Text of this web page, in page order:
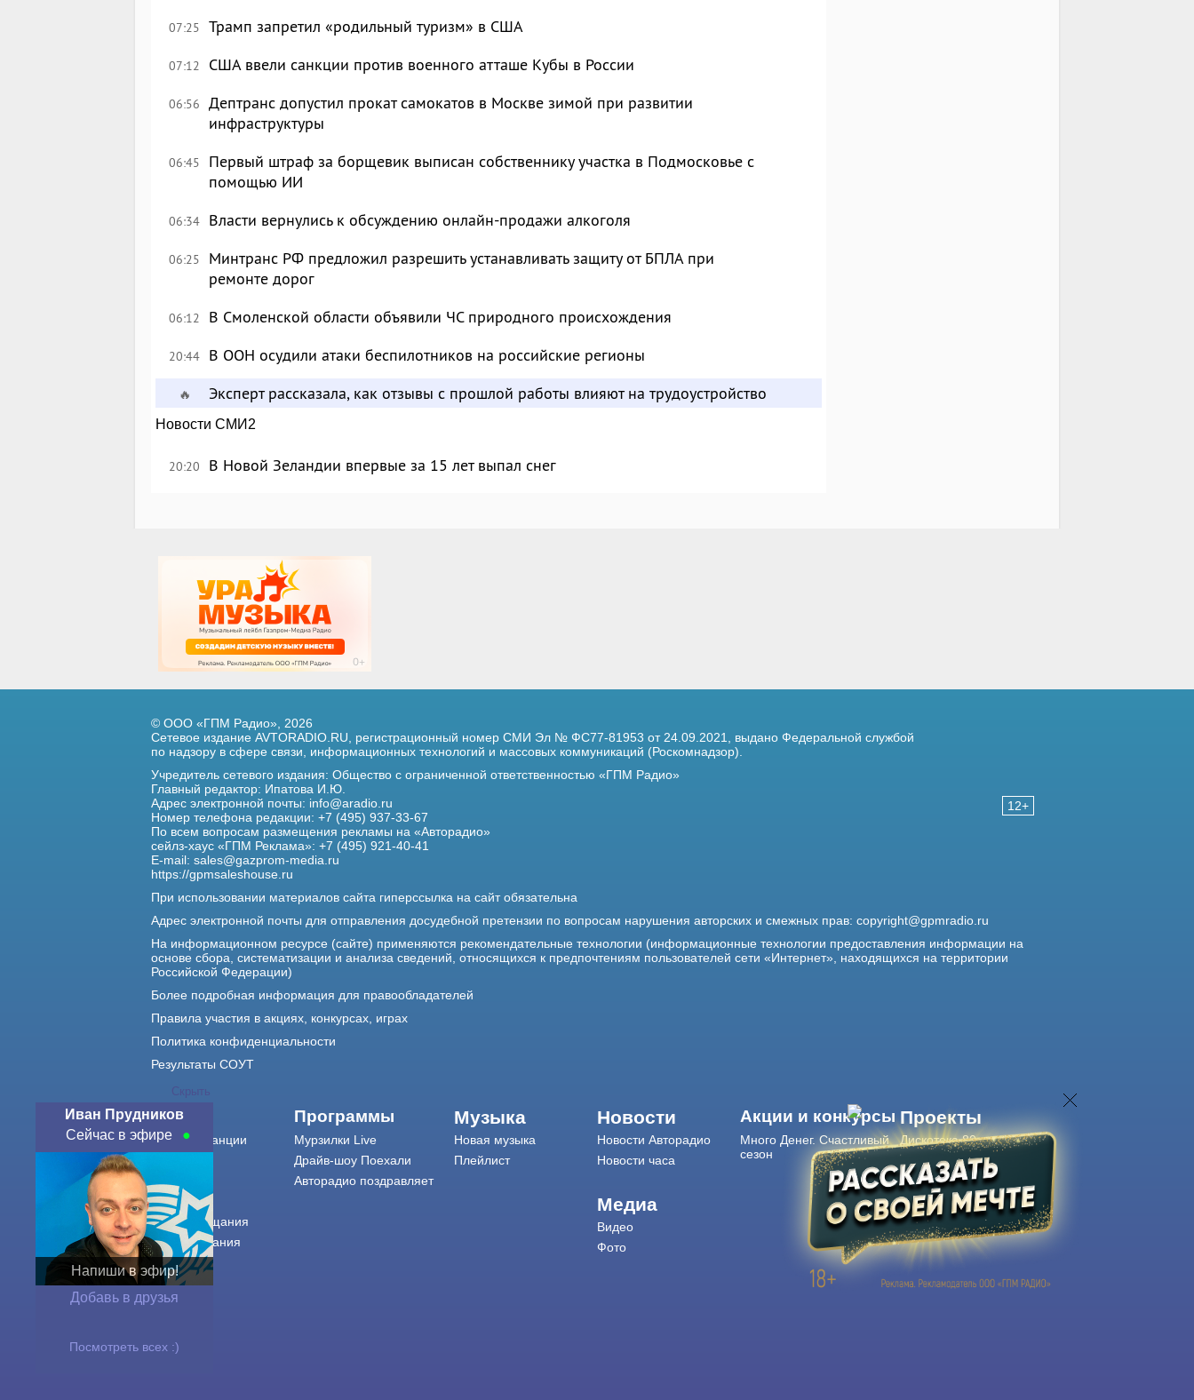
07:25 Трамп запретил «родильный туризм» в США
07:12 США ввели санкции против военного атташе Кубы в России
06:56 Дептранс допустил прокат самокатов в Москве зимой при развитии
инфраструктуры
06:45
Первый штраф за борщевик выписан собственнику участка в Подмосковье с
помощью ИИ
06:34 Власти вернулись к обсуждению онлайн-продажи алкоголя
06:25
Минтранс РФ предложил разрешить устанавливать защиту от БПЛА при
ремонте дорог
06:12 В Смоленской области объявили ЧС природного происхождения
20:44 В ООН осудили атаки беспилотников на российские регионы
🔥 Эксперт рассказала, как отзывы с прошлой работы влияют на трудоустройство
Новости СМИ2
20:20 В Новой Зеландии впервые за 15 лет выпал снег
Скрыть
Иван Прудников
Сейчас в эфире
Напиши в эфир!
Добавь в друзья
Посмотреть всех :)
12+
© ООО «ГПМ Радио», 2026
Сетевое издание AVTORADIO.RU, регистрационный номер СМИ Эл № ФС77-81953 от 24.09.2021, выдано Федеральной службой
по надзору в сфере связи, информационных технологий и массовых коммуникаций (Роскомнадзор).
Учредитель сетевого издания: Общество с ограниченной ответственностью «ГПМ Радио»
Главный редактор: Ипатова И.Ю.
Адрес электронной почты: info@aradio.ru
Номер телефона редакции: +7 (495) 937-33-67
По всем вопросам размещения рекламы на «Авторадио»
сейлз-хаус «ГПМ Реклама»: +7 (495) 921-40-41
E-mail: sales@gazprom-media.ru
https://gpmsaleshouse.ru
При использовании материалов сайта гиперссылка на сайт обязательна
Адрес электронной почты для отправления досудебной претензии по вопросам нарушения авторских и смежных прав: copyright@gpmradio.ru
На информационном ресурсе (сайте) применяются рекомендательные технологии (информационные технологии предоставления информации на
основе сбора, систематизации и анализа сведений, относящихся к предпочтениям пользователей сети «Интернет», находящихся на территории
Российской Федерации)
Более подробная информация для правообладателей
Правила участия в акциях, конкурсах, играх
Политика конфиденциальности
Результаты СОУТ
О нас
О радиостанции
Контакты
Реклама
Города вещания
Сетка вещания
История
Оферта
Программы
Мурзилки Live
Драйв-шоу Поехали
Авторадио поздравляет
Музыка
Новая музыка
Плейлист
Новости
Новости Авторадио
Новости часа
Медиа
Видео
Фото
Акции и конкурсы
Много Денег. Счастливый
сезон
Проекты
Дискотека 80-х
Живые концерты
Журнал Авторадио
Авторадиов смартфоне